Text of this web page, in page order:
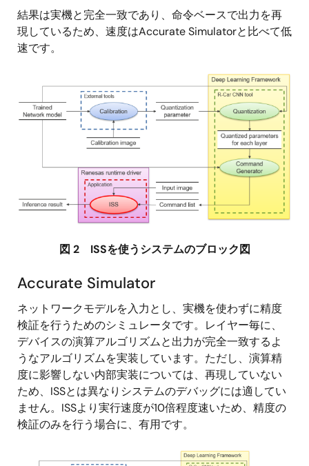
結果は実機と完全一致であり、命令ベースで出力を再
現しているため、速度はAccurate Simulatorと比べて低
速です。
図 2 ISSを使うシステムのブロック図
Accurate Simulator
ネットワークモデルを入力とし、実機を使わずに精度
検証を行うためのシミュレータです。レイヤー毎に、
デバイスの演算アルゴリズムと出力が完全一致するよ
うなアルゴリズムを実装しています。ただし、演算精
度に影響しない内部実装については、再現していない
ため、ISSとは異なりシステムのデバッグには適してい
ません。ISSより実行速度が10倍程度速いため、精度の
検証のみを行う場合に、有用です。